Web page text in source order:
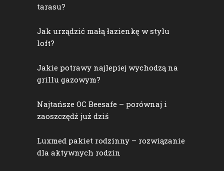
tarasu?
Jak urządzić małą łazienkę w stylu
loft?
Jakie potrawy najlepiej wychodzą na
grillu gazowym?
Najtańsze OC Beesafe – porównaj i
zaoszczędź już dziś
Luxmed pakiet rodzinny – rozwiązanie
dla aktywnych rodzin